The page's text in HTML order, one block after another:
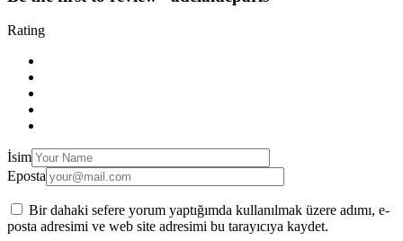
Rating
İsim
Eposta
Bir dahaki sefere yorum yaptığımda kullanılmak üzere adımı, e-
posta adresimi ve web site adresimi bu tarayıcıya kaydet.